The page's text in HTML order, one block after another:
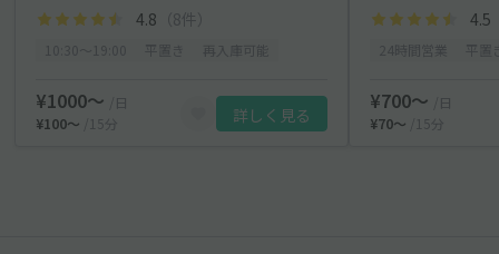
4.8 （8件）
¥1000〜
/日
¥100〜
/15分 詳しく見る
4.5
¥700〜
/日
¥70〜
/15分